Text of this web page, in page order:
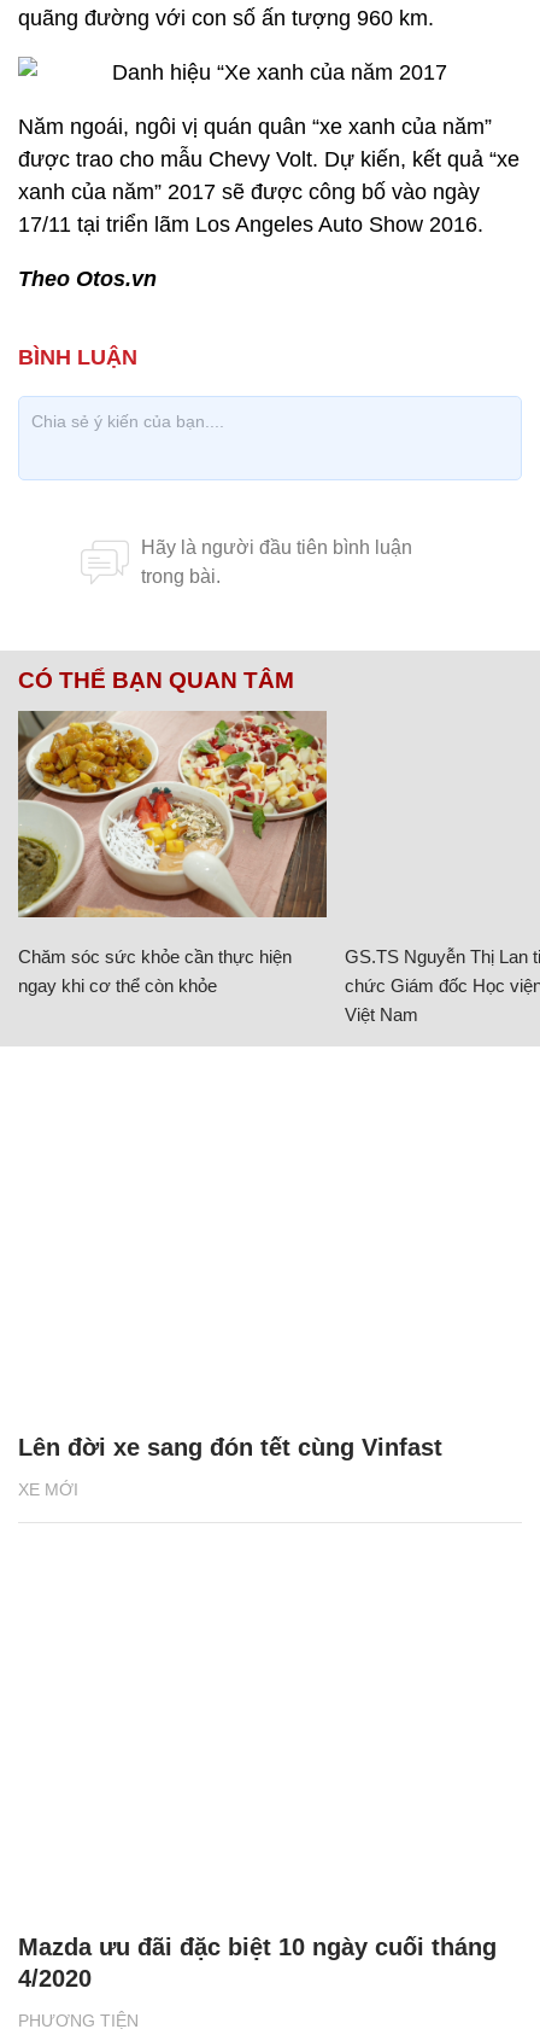
quãng đường với con số ấn tượng 960 km.
Năm ngoái, ngôi vị quán quân “xe xanh của năm”
được trao cho mẫu Chevy Volt. Dự kiến, kết quả “xe
xanh của năm” 2017 sẽ được công bố vào ngày
17/11 tại triển lãm Los Angeles Auto Show 2016.
Theo Otos.vn
CÓ THỂ BẠN QUAN TÂM
Chăm sóc sức khỏe cần thực hiện
ngay khi cơ thể còn khỏe
GS.TS Nguyễn Thị Lan
chức Giám đốc Học
Việt Nam
XE MỚI
Lên đời xe sang đón tết cùng Vinfast
PHƯƠNG TIỆN
Mazda ưu đãi đặc biệt 10 ngày cuối tháng
4/2020